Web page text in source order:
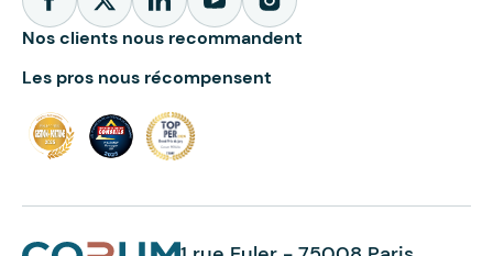
Nos clients nous recommandent
Les pros nous récompensent